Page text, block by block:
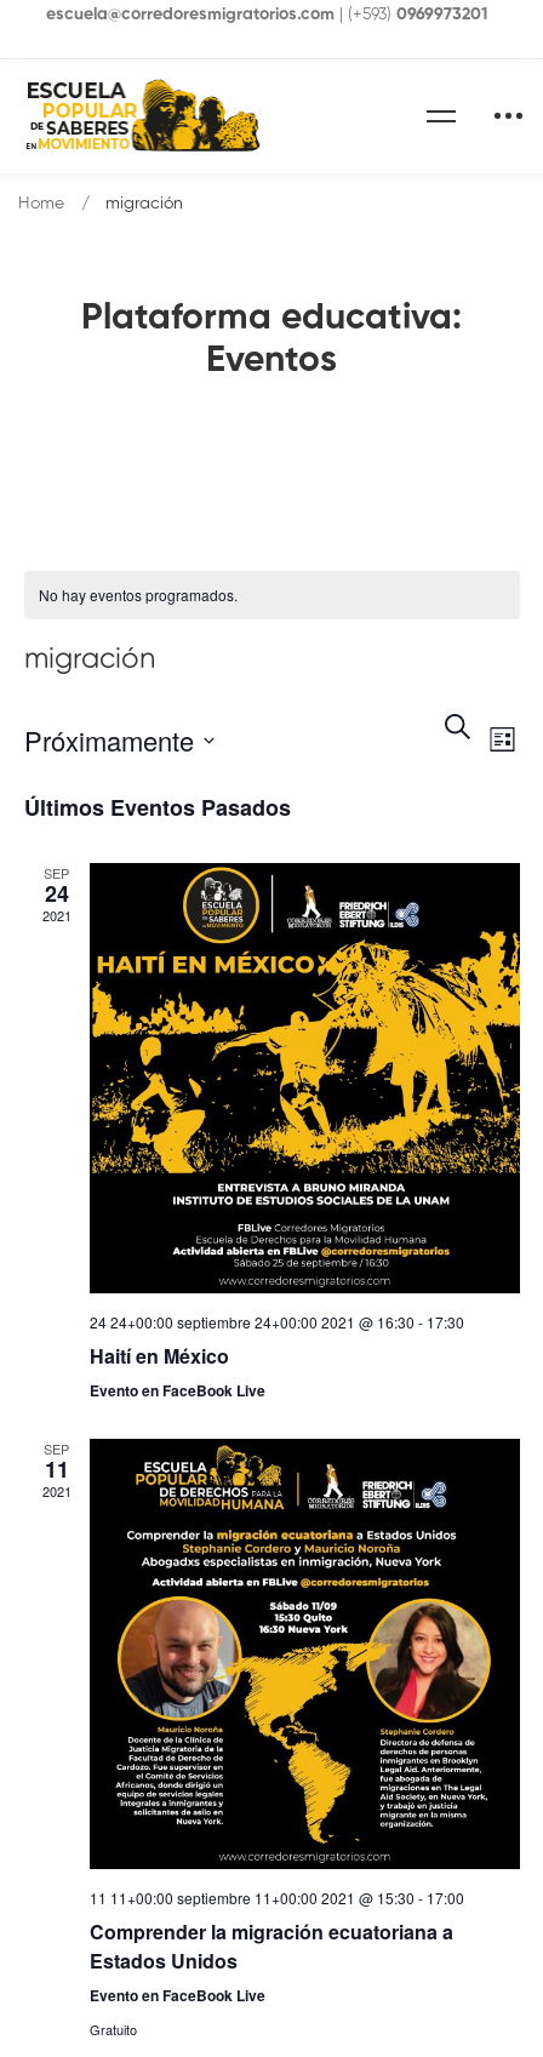
escuela@corredoresmigratorios.com | (+593) 0969973201
Plataforma educativa:
Eventos
Home migración
No hay eventos programados.
migración
vistas
de
Buscar
Lista
Próximamente
fecha.
Últimos Eventos Pasados
SEP
24
2021
24 24+00:00 septiembre 24+00:00 2021 @ 16:30 - 17:30
Haití en México
Evento en FaceBook Live
SEP
11
2021
11 11+00:00 septiembre 11+00:00 2021 @ 15:30 - 17:00
Comprender la migración ecuatoriana a
Estados Unidos
Evento en FaceBook Live
Gratuito